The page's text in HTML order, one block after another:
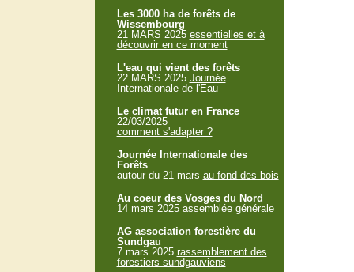
Les 3000 ha de forêts de
Wissembourg
21 MARS 2025 essentielles et à
découvrir en ce moment
L'eau qui vient des forêts
22 MARS 2025 Journée
Internationale de l'Eau
Le climat futur en France
22/03/2025
comment s'adapter ?
Journée Internationale des
Forêts
autour du 21 mars au fond des bois
Au coeur des Vosges du Nord
14 mars 2025 assemblée générale
AG association forestière du
Sundgau
7 mars 2025 rassemblement des
forestiers sundgauviens